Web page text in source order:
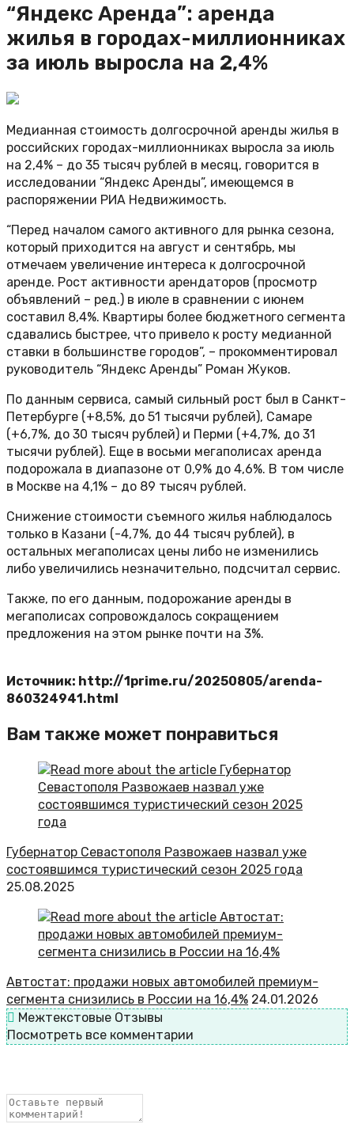
“Яндекс Аренда”: аренда
жилья в городах-миллионниках
за июль выросла на 2,4%
Медианная стоимость долгосрочной аренды жилья в
российских городах-миллионниках выросла за июль
на 2,4% – до 35 тысяч рублей в месяц, говорится в
исследовании “Яндекс Аренды”, имеющемся в
распоряжении РИА Недвижимость.
“Перед началом самого активного для рынка сезона,
который приходится на август и сентябрь, мы
отмечаем увеличение интереса к долгосрочной
аренде. Рост активности арендаторов (просмотр
объявлений – ред.) в июле в сравнении с июнем
составил 8,4%. Квартиры более бюджетного сегмента
сдавались быстрее, что привело к росту медианной
ставки в большинстве городов”, – прокомментировал
руководитель “Яндекс Аренды” Роман Жуков.
По данным сервиса, самый сильный рост был в Санкт-
Петербурге (+8,5%, до 51 тысячи рублей), Самаре
(+6,7%, до 30 тысяч рублей) и Перми (+4,7%, до 31
тысячи рублей). Еще в восьми мегаполисах аренда
подорожала в диапазоне от 0,9% до 4,6%. В том числе
в Москве на 4,1% – до 89 тысяч рублей.
Снижение стоимости съемного жилья наблюдалось
только в Казани (-4,7%, до 44 тысяч рублей), в
остальных мегаполисах цены либо не изменились
либо увеличились незначительно, подсчитал сервис.
Также, по его данным, подорожание аренды в
мегаполисах сопровождалось сокращением
предложения на этом рынке почти на 3%.
Источник: http://1prime.ru/20250805/arenda-
860324941.html
Вам также может понравиться
Губернатор Севастополя Развожаев назвал уже
состоявшимся туристический сезон 2025 года
25.08.2025
Автостат: продажи новых автомобилей премиум-
сегмента снизились в России на 16,4% 24.01.2026
Межтекстовые Отзывы
Посмотреть все комментарии